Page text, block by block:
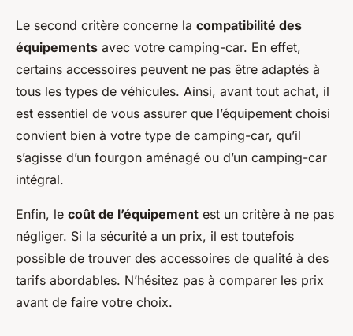
Le second critère concerne la compatibilité des
équipements avec votre camping-car. En effet,
certains accessoires peuvent ne pas être adaptés à
tous les types de véhicules. Ainsi, avant tout achat, il
est essentiel de vous assurer que l’équipement choisi
convient bien à votre type de camping-car, qu’il
s’agisse d’un fourgon aménagé ou d’un camping-car
intégral.
Enfin, le coût de l’équipement est un critère à ne pas
négliger. Si la sécurité a un prix, il est toutefois
possible de trouver des accessoires de qualité à des
tarifs abordables. N’hésitez pas à comparer les prix
avant de faire votre choix.